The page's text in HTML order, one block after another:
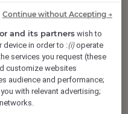
professionnel
lieu de vie, notre
expérience
à chacun de nos
une cuisine
à partir de
des collaborateurs
and its partners wish to
device in order to :(i)operate
services you request (these
customize websites
audience and performance;
with relevant advertising;
Continue without Accepting →